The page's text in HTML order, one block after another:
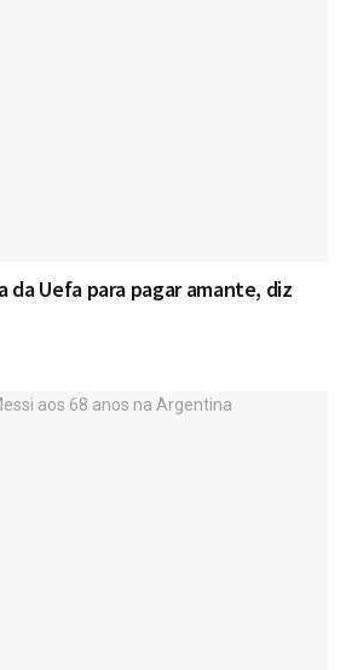
da Uefa para pagar amante, diz